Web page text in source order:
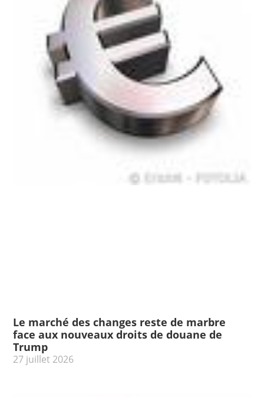
Le marché des changes reste de marbre
face aux nouveaux droits de douane de
Trump
27 juillet 2026